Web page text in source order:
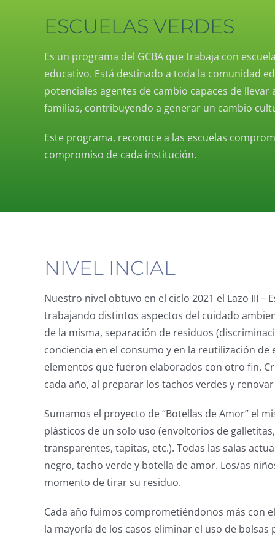
ESCUELAS VERDES
Es un programa del GCBA que trabaja con
educativo. Está destinado a toda la comunidad
potenciales agentes de cambio capaces de
familias, contribuyendo a generar un cambio
Este programa, reconoce a las escuelas
compromiso de cada institución.
NIVEL INCIAL
Nuestro nivel obtuvo en el ciclo 2021 el Lazo III –
trabajando distintos aspectos del cuidado
de la misma, separación de residuos
conciencia en el consumo y en la reutilización
elementos que fueron elaborados con otro fin.
cada año, al preparar los tachos verdes y
Sumamos el proyecto de “Botellas de Amor” el
plásticos de un solo uso (envoltorios de
transparentes, tapitas, etc.). Todas las salas
negro, tacho verde y botella de amor. Los/as
momento de tirar su residuo.
Cada año fuimos comprometiéndonos más con
la mayoría de los casos eliminar el uso de